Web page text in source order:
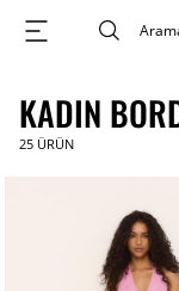
KADIN
25 ÜRÜN